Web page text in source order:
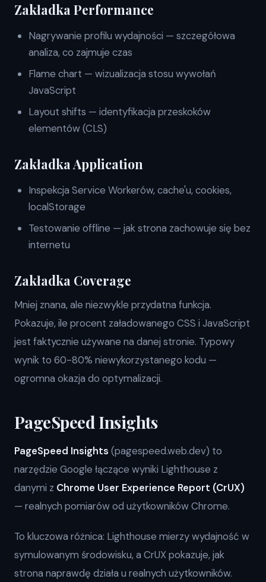
Zakładka Performance
Nagrywanie profilu wydajności — szczegółowa
analiza, co zajmuje czas
Flame chart — wizualizacja stosu wywołań
JavaScript
Layout shifts — identyfikacja przeskoków
elementów (CLS)
Zakładka Application
Inspekcja Service Workerów, cache'u, cookies,
localStorage
Testowanie offline — jak strona zachowuje się bez
internetu
Zakładka Coverage
Mniej znana, ale niezwykle przydatna funkcja.
Pokazuje, ile procent załadowanego CSS i JavaScript
jest faktycznie używane na danej stronie. Typowy
wynik to 60-80% niewykorzystanego kodu —
ogromna okazja do optymalizacji.
PageSpeed Insights
PageSpeed Insights (pagespeed.web.dev) to
narzędzie Google łączące wyniki Lighthouse z
danymi z Chrome User Experience Report (CrUX)
— realnych pomiarów od użytkowników Chrome.
To kluczowa różnica: Lighthouse mierzy wydajność w
symulowanym środowisku, a CrUX pokazuje, jak
strona naprawdę działa u realnych użytkowników.